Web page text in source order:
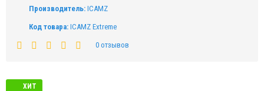
Производитель: ICAMZ
Код товара: ICAMZ Extreme
0 отзывов
ХИТ